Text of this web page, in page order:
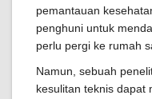
pemantauan
penghuni untuk
perlu pergi ke rumah
Namun, sebuah
kesulitan teknis dapat